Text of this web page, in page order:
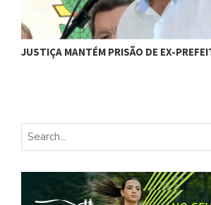
JUSTIÇA MANTÉM PRISÃO DE EX-